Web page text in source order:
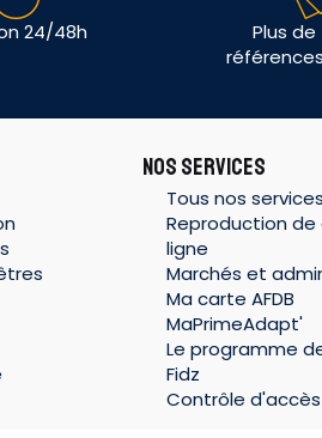
24/48h
Plus de
NOS SERVICES
Tous nos services
Reproduction de
ligne
Marchés et
Ma carte AFDB
MaPrimeAdapt'
Le programme
Fidz
Contrôle d'accès